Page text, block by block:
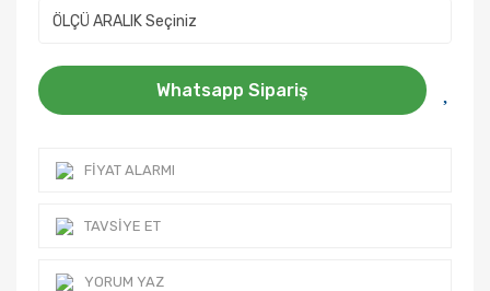
Whatsapp Sipariş
FIYAT ALARMI
TAVSIYE ET
YORUM YAZ